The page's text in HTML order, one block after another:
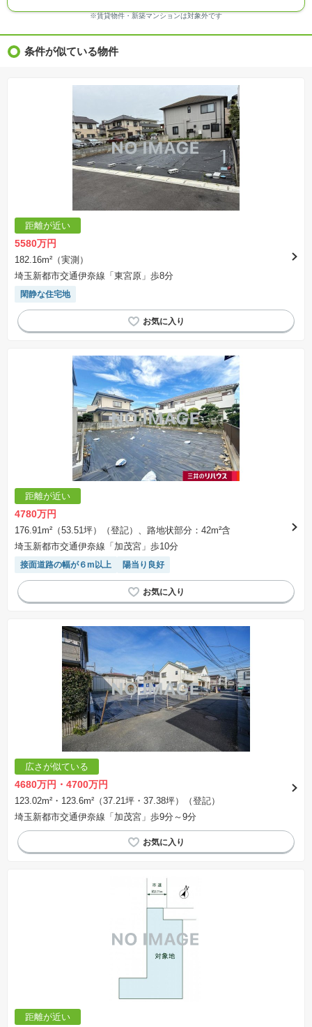
※ＣＧ合成の画像の場合、実際とは多少異なる場合があります。
※物件特徴：販売戸数が複数の物件は、全ての住戸に該当しない項目もあります。
※価格更新：物件価格が変更された日から１週間表示されます。
※建築条件土地の情報内に掲載されている、建物プラン例は、土地購入者の設計プランの参考
※土地（建築条件なし）で「建物プラン例」が表記してある時、そのプラン例は特定の建築請
負会社によるもので、当該建築請負会社以外で建てた場合、同様のものが同価格で建てられる
とは限りません。また建築請負会社を特定するものではありません。
※建築条件付き土地とは、その土地に建築する建物の建築請負契約が、一定期間内に成立する
ことを条件として売買される土地のことをいいます。建築請負契約成立に向けて設計プランを
協議するため、土地購入者が自己の希望する建物の設計協議をするために必要な相当の期間の
交渉期間が設定され、その期間内で希望を満たすプランが実現できたかどうかにより結論を出
します。なお、この期間は概ね3ヶ月程度とされています。納得のいくプランが出来ず、建築請
負契約が成立しない場合、土地売買契約は白紙に戻り、土地契約にかかった代金（土地代金、
手付金など）は名目のいかんに関わらず、全て返却されます。
※課税対象物件の「価格」や「費用等」は消費税込みの「総額表示」で統一しています。
※「本体価格」とは、課税対象物件においては「消費税を除いた建物価格」と「土地価格」の
合計額を指します。
表示されておりません。
※取引にかかる費用：物件の契約手続き、決済、引き渡し時にかかる費用を表示しています。
不動産会社によって表記有無が異なるため、ご自身で十分な確認をしていただくようにお願い
いたします。
場合があります。
※賃貸物件・新築マンションは対象外です
条件が似ている物件
距離が近い
5580万円
182.16m²（実測）
埼玉新都市交通伊奈線「東宮原」歩8分
閑静な住宅地
距離が近い
4780万円
176.91m²（53.51坪）（登記）、路地状部分：42m²含
埼玉新都市交通伊奈線「加茂宮」歩10分
接面道路の幅が６m以上 陽当り良好
広さが似ている
4680万円・4700万円
123.02m²・123.6m²（37.21坪・37.38坪）（登記）
埼玉新都市交通伊奈線「加茂宮」歩9分～9分
距離が近い